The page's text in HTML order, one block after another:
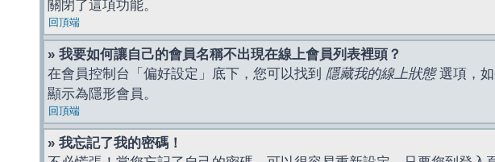
關閉了這項功能。
回頂端
» 我要如何讓自己的會員名稱不出現在線上會員列表裡頭？
在會員控制台「偏好設定」底下，您可以找到 隱藏我的線上狀態選項，如
顯示為隱形會員。
回頂端
» 我忘記了我的密碼！